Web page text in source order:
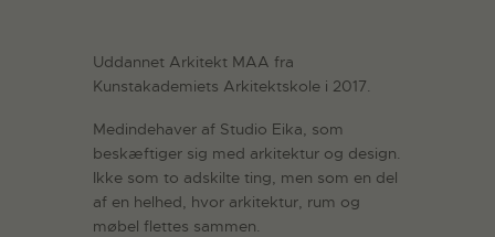
Uddannet Arkitekt MAA fra
Kunstakademiets Arkitektskole i 2017.
Medindehaver af Studio Eika, som
beskæftiger sig med arkitektur og design.
Ikke som to adskilte ting, men som en del
af en helhed, hvor arkitektur, rum og
møbel flettes sammen.